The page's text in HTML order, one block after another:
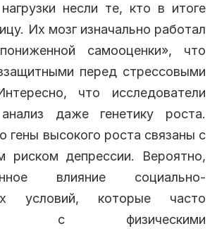
нагрузки несли те, кто в итоге
Их мозг изначально работал
самооценки», что
перед стрессовыми
что исследователи
даже генетику роста.
гены высокого роста связаны с
риском депрессии. Вероятно,
влияние социально-
условий, которые часто
с физическими